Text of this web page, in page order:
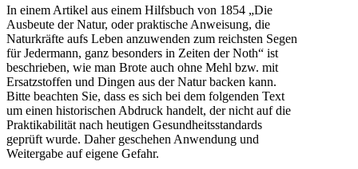
der
Not
In einem Artikel aus einem Hilfsbuch von 1854 „Die
Ausbeute der Natur, oder praktische Anweisung, die
Naturkräfte aufs Leben anzuwenden zum reichsten Segen
für Jedermann, ganz besonders in Zeiten der Noth“ ist
beschrieben, wie man Brote auch ohne Mehl bzw. mit
Ersatzstoffen und Dingen aus der Natur backen kann.
Bitte beachten Sie, dass es sich bei dem folgenden Text
um einen historischen Abdruck handelt, der nicht auf die
Praktikabilität nach heutigen Gesundheitsstandards
geprüft wurde. Daher geschehen Anwendung und
Weitergabe auf eigene Gefahr.